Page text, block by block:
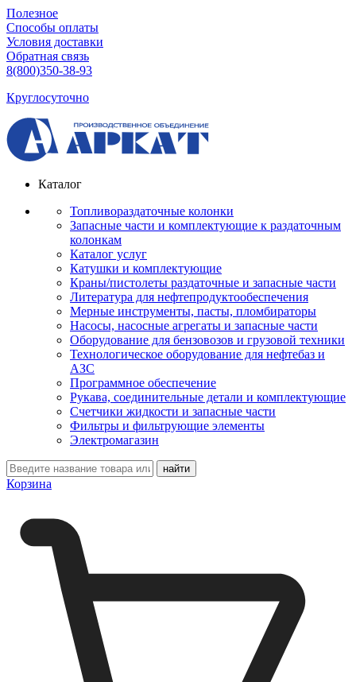
Полезное
Способы оплаты
Условия доставки
Обратная связь
8(800)350-38-93
Круглосуточно
Каталог
Топливораздаточные колонки
Запасные части и комплектующие к раздаточным
колонкам
Каталог услуг
Катушки и комплектующие
Краны/пистолеты раздаточные и запасные части
Литература для нефтепродуктообеспечения
Мерные инструменты, пасты, пломбираторы
Насосы, насосные агрегаты и запасные части
Оборудование для бензовозов и грузовой техники
Технологическое оборудование для нефтебаз и
АЗС
Программное обеспечение
Рукава, соединительные детали и комплектующие
Счетчики жидкости и запасные части
Фильтры и фильтрующие элементы
Электромагазин
Корзина